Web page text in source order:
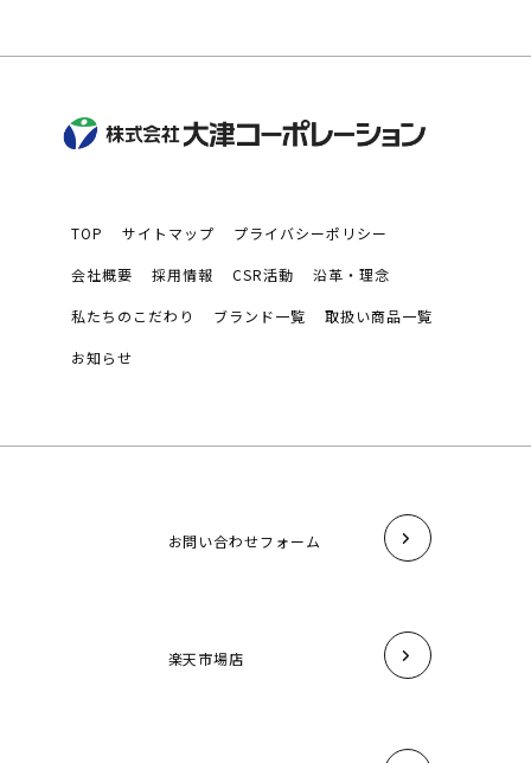
TOP サイトマップ プライバシーポリシー
会社概要 採用情報 CSR活動 沿革・理念
私たちのこだわり ブランド一覧 取扱い商品一覧
お知らせ
お問い合わせフォーム
楽天市場店